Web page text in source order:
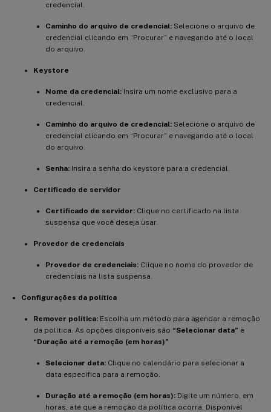
credencial.
Caminho do arquivo de credencial: Selecione o arquivo de
credencial clicando em “Procurar” e navegando até o local
do arquivo.
Keystore
Nome da credencial: Insira um nome exclusivo para a
credencial.
Caminho do arquivo de credencial: Selecione o arquivo de
credencial clicando em “Procurar” e navegando até o local
do arquivo.
Senha: Insira a senha do keystore para a credencial.
Certificado de servidor
Certificado de servidor: Clique no certificado na lista
suspensa que você deseja usar.
Provedor de credenciais
Provedor de credenciais: Clique no nome do provedor de
credenciais na lista suspensa.
Configurações da política
Remover política: Escolha um método para agendar a remoção
da política. As opções disponíveis são “Selecionar data” e
“Duração até a remoção (em horas)”
Selecionar data: Clique no calendário para selecionar a
data específica para a remoção.
Duração até a remoção (em horas): Digite um número, em
horas, até que a remoção da política ocorra. Disponível